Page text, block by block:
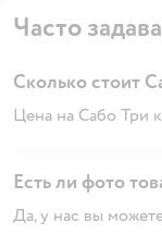
Часто
Сколько стоит
Цена на Сабо Три
Есть ли фото
Да, у нас вы